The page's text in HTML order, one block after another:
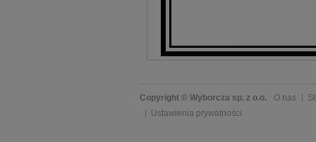
Copyright © Wyborcza sp. z o.o. O nas
Ustawienia prywatności